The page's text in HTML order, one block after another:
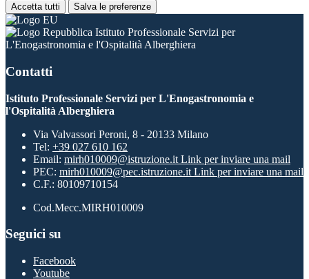
Accetta tutti Salva le preferenze
Istituto Professionale Servizi per
L'Enogastronomia e l'Ospitalità Alberghiera
Contatti
Istituto Professionale Servizi per L'Enogastronomia e
l'Ospitalità Alberghiera
Via Valvassori Peroni, 8 - 20133 Milano
Tel: +39 027 610 162
Email: mirh010009@istruzione.it Link per inviare una mail
PEC: mirh010009@pec.istruzione.it Link per inviare una mail
C.F.: 80109710154
Cod.Mecc.MIRH010009
Seguici su
Facebook
Youtube